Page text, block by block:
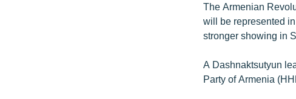
The Armenian
will be represented
stronger showing in
A Dashnaktsutyun
Party of Armenia